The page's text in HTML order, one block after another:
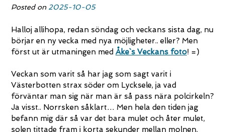
Posted on 2025-10-05
Halloj allihopa, redan söndag och veckans sista dag, nu
börjar en ny vecka med nya möjligheter.. eller? Men
först ut är utmaningen med Åke`s Veckans foto! =)
Veckan som varit så har jag som sagt varit i
Västerbotten strax söder om Lycksele, ja vad
förväntar man sig när man är så pass nära polcirkeln?
Ja visst.. Norrsken såklart… Men hela den tiden jag
befann mig där så var det bara mulet och åter mulet,
solen tittade fram i korta sekunder mellan molnen,